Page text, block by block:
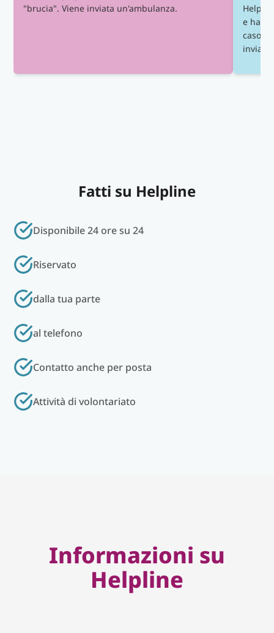
"brucia". Viene inviata un'ambulanza.
e ha
caso
inviata
Fatti su Helpline
Disponibile 24 ore su 24
Riservato
dalla tua parte
al telefono
Contatto anche per posta
Attività di volontariato
Informazioni su
Helpline